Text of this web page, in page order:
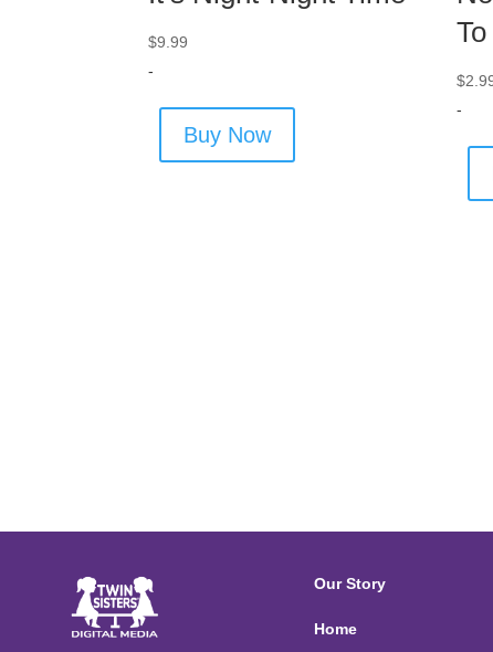
$9.99
-
Buy Now
$
-
Our Story
Home